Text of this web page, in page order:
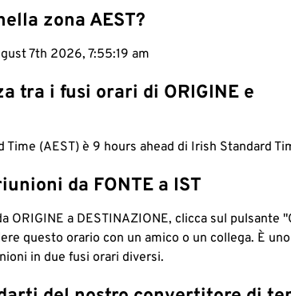
zona AEST?
7th 2026, 7:55:20 am
tra i fusi orari di ORIGINE e
Time (AEST) è 9 hours ahead di Irish Standard
da FONTE a IST
ORIGINE a DESTINAZIONE, clicca sul pulsante
questo orario con un amico o un collega. È
in due fusi orari diversi.